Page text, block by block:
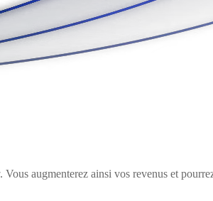
augmenterez ainsi vos revenus et